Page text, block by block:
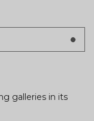
galleries in its